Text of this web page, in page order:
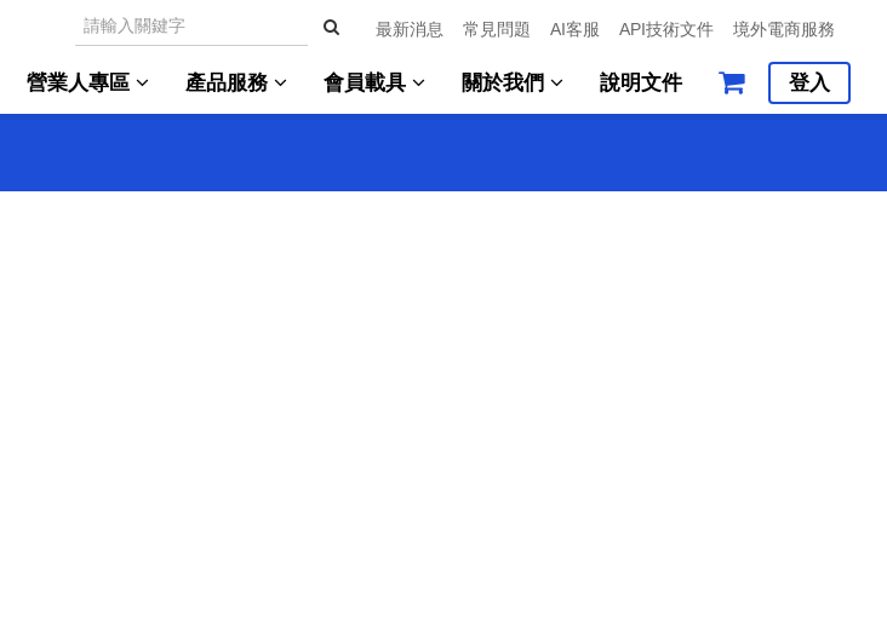
最新消息 常見問題 AI客服 API技術文件 境外電商服務
營業人專區 產品服務 會員載具 關於我們 說明文件 登入